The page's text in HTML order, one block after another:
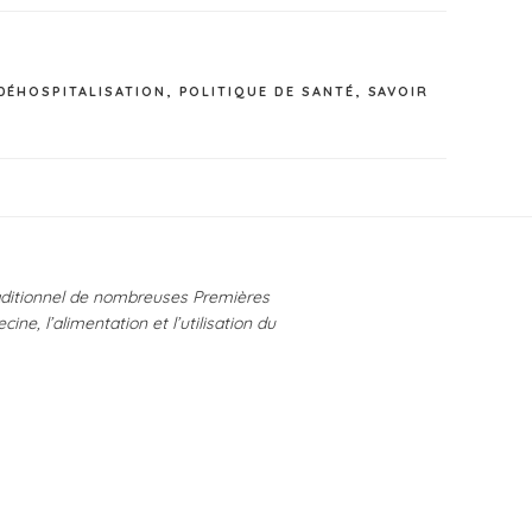
, POLITIQUE DE SANTÉ , SAVOIR
de nombreuses Premières
l’alimentation et l’utilisation du